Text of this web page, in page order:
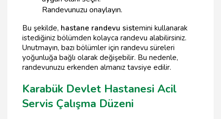
Randevunuzu onaylayın.
Bu şekilde, hastane randevu sistemini kullanarak
istediğiniz bölümden kolayca randevu alabilirsiniz.
Unutmayın, bazı bölümler için randevu süreleri
yoğunluğa bağlı olarak değişebilir. Bu nedenle,
randevunuzu erkenden almanız tavsiye edilir.
Karabük Devlet Hastanesi Acil
Servis Çalışma Düzeni